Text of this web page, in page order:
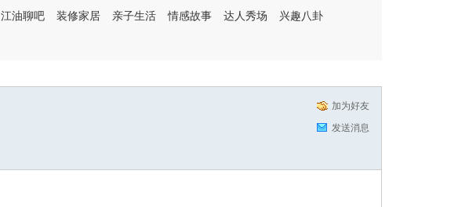
江油聊吧 装修家居 亲子生活 情感故事 达人秀场 兴趣八卦
加为好友
发送消息